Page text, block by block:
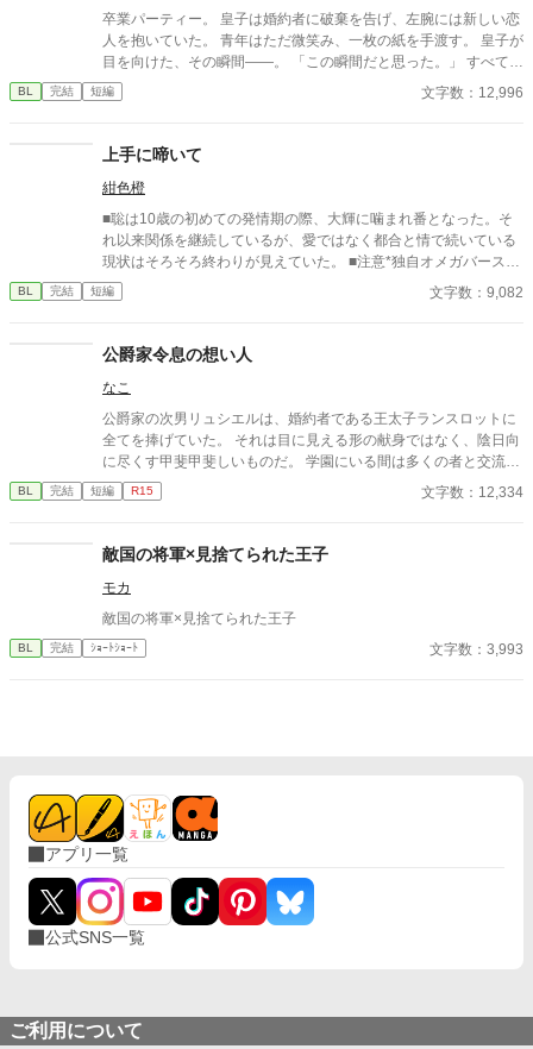
す。 私は現在日本語を勉強しており、この文章はAI作品ではあり
ませんが、 一部に翻訳ソフトを使用しています。 もし読んでくだ
さる中で日本語のおかしな点をご指摘いただけましたら、 本当に
卒業パーティー。 皇子は婚約者に破棄を告げ、左腕には新しい恋
人を抱いていた。 青年はただ微笑み、一枚の紙を手渡す。 皇子が
目を向けた、その瞬間——。 「この瞬間だと思った。」 すべてを
愛で終わらせた、沈黙の恋の物語。 IFストーリーあり 誤字あ
れば報告お願いします！
BL 完結 短編 文字数：12,996
上手に啼いて
紺色橙
■聡は10歳の初めての発情期の際、大輝に噛まれ番となった。そ
れ以来関係を継続しているが、愛ではなく都合と情で続いている
現状はそろそろ終わりが見えていた。 ■注意*独自オメガバース設
定。■『それは愛か本能か』と同じ世界設定です。関係は一切な
し。
BL 完結 短編 文字数：9,082
公爵家令息の想い人
なこ
公爵家の次男リュシエルは、婚約者である王太子ランスロットに
全てを捧げていた。 それは目に見える形の献身ではなく、陰日向
に尽くす甲斐甲斐しいものだ。 学園にいる間は多くの者と交流を
図りたいと言うランスロットの申し出でさえも、リュシエルは素
直に受け入れた。 ランスロットは側近候補の宰相令息と騎士家系
れ、学園生活を満喫している。 彼等はいつも一緒だ。 笑いに溢
れ、仲睦まじく、他者が入り込める隙間はない。 リュシエルは何
度もランスロットに苦言を呈した。 もっと多くの者と交流を持つ
べきだと。初めにそう告げてきたのは、ランスロットではないか
を迎える。 学園の卒業と共に、リュシエルは本格的に王宮へと入
は、信じられないと膝から崩れ落ちた。 思い付きで書き上げまし
た。 全3話 他の連載途絶えている方も、ぼちぼち書き始める予定
です 書くことに億劫になり、リハビリ的に思いつくまま書いたの
で、矛盾とか色々スルーして頂けるとありがたいです
BL 完結 短編 R15 文字数：12,334
敵国の将軍×見捨てられた王子
モカ
敵国の将軍×見捨てられた王子
BL 完結 ｼｮｰﾄｼｮｰﾄ 文字数：3,993
アプリ一覧
公式SNS一覧
ご利用について